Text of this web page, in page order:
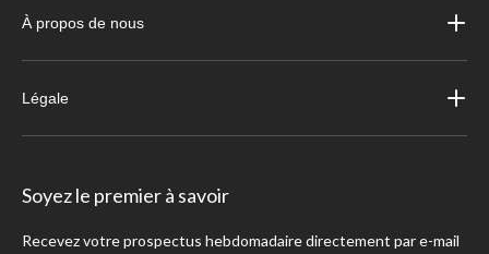
À propos de nous
Légale
Soyez le premier à savoir
Recevez votre prospectus hebdomadaire directement par e-mail